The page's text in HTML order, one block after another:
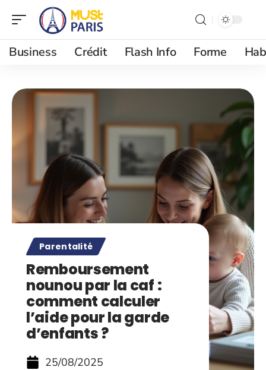
Business Crédit Flash Info Forme
Parentalité
Remboursement
nounou par la caf :
comment calculer
l’aide pour la garde
d’enfants ?
25/08/2025